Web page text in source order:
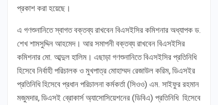
প্রকাশ করা হয়েছে।
এ গণশুনানিতে স্বাগত বক্তব্য রাখবেন বিএসইসির কমিশনার অধ্যাপক ড.
শেখ শামসুদ্দিন আহমেদ। আর সমাপনী বক্তব্য রাখবেন বিএসইসির
কমিশনার মো. আব্দুল হালিম। এছাড়া গণশুনানিতে বিএসইসির প্রতিনিধি
হিসেবে নির্বাহী পরিচালক ও মুখপাত্র মোহাম্মদ রেজাউল করিম, ডিএসইর
প্রতিনিধি হিসেবে প্রধান পরিচালনা কর্মকর্তা (সিওও) এম. সাইফুর রহমান
মজুমদার, ডিএসই ব্রোকার্স অ্যাসোসিয়েশনের (ডিবিএ) প্রতিনিধি হিসেবে